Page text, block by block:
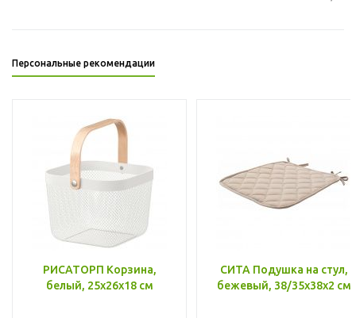
Персональные рекомендации
РИСАТОРП Корзина,
белый, 25x26x18 см
СИТА Подушка на стул,
бежевый, 38/35x38x2 см